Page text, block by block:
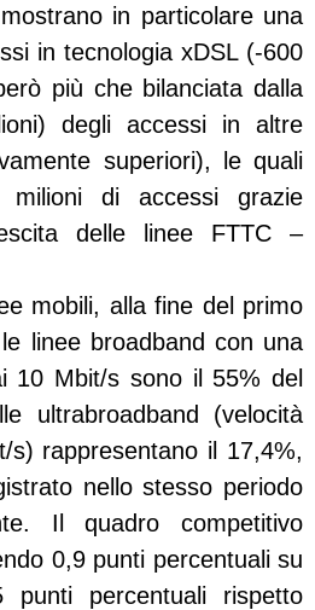
in particolare una
in tecnologia xDSL (-600
più che bilanciata dalla
degli accessi in altre
superiori), le quali
milioni di accessi grazie
delle linee FTTC –
mobili, alla fine del primo
linee broadband con una
10 Mbit/s sono il 55% del
ultrabroadband (velocità
s) rappresentano il 17,4%,
nello stesso periodo
Il quadro competitivo
0,9 punti percentuali su
percentuali rispetto